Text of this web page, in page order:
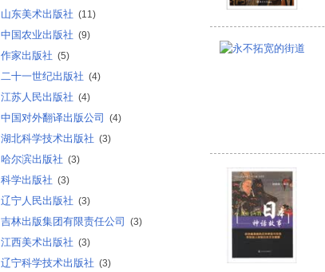
山东美术出版社 (11)
中国农业出版社 (9)
作家出版社 (5)
二十一世纪出版社 (4)
江苏人民出版社 (4)
中国对外翻译出版公司 (4)
湖北科学技术出版社 (3)
哈尔滨出版社 (3)
科学出版社 (3)
辽宁人民出版社 (3)
吉林出版集团有限责任公司 (3)
江西美术出版社 (3)
辽宁科学技术出版社 (3)